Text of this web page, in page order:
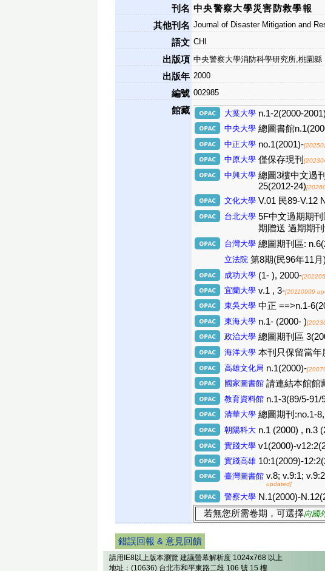
刊名 中央警察大學災害防救學報
其他刊名 Journal of Disaster Mitigation and
語文 CHI
出版項 中央警察大學消防科學研究所,桃園縣
出版年 2000
編號 002985
館藏 大葉大學 n.1-2(2000-
中央大學 總圖書館
中正大學 no.1(2001)-
中原大學 僅保存現刊
中興大學 總圖3樓中文過
25(2012-24)
文化大學 V.01 民89-V.12
台北大學 5F中文過期期
期贈送 過期期
台灣大學 總圖期刊區:
立法院 第8期(民96年11
成功大學 (1- ), 2000-
宜蘭大學 v.1 , 3-[20110909
東吳大學 中正 ==>n.1-
東海大學 n.1- (2000- )
政治大學 總圖期刊區
海洋大學 本刊只保留當年
高雄文化局 n.1(2000)-
國家圖書館 請連結本館館
教育資料館 n.1-3(89/5-91/
清華大學 總圖期刊:no.1-
朝陽科大 n.1 (2000) , n.3
實踐大學 v1(2000)-
實踐高雄 10:1(2009)-
臺灣圖書館 v.8; v.9:1;
updated]
警察大學 N.1(2000)-
若無您所需卷期，可選擇向國
錯誤回報 & 意見回饋
請用IE8以上版本瀏覽 建議螢幕解析度 1024x768 以上
地址：(10636) 台北市和平東路二段 106 號 15 樓